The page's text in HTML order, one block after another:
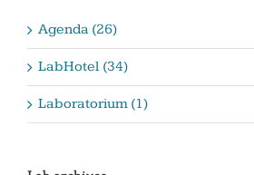
Agenda (26)
LabHotel (34)
Laboratorium (1)